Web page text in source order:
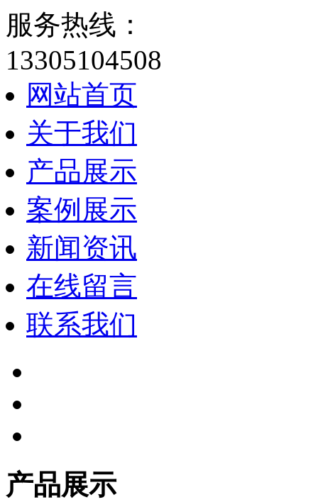
服务热线：
13305104508
网站首页
关于我们
产品展示
案例展示
新闻资讯
在线留言
联系我们
产品展示